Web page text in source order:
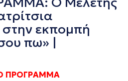
εκπομπή
πω» |
ΠΡΟΓΡΑΜΜΑ